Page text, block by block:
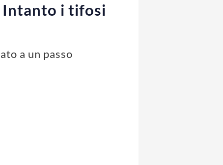
Intanto i tifosi
a un passo